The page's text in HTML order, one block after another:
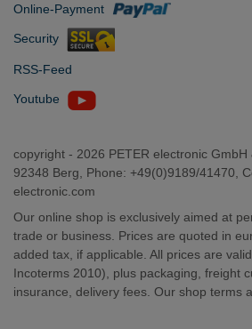
Online-Payment
Security
RSS-Feed
Youtube
copyright - 2026 PETER electronic
92348 Berg, Phone: +49(0)9189/41470,
electronic.com
Our online shop is exclusively aimed at
trade or business. Prices are quoted in
added tax, if applicable. All prices are
Incoterms 2010), plus packaging, freight
insurance, delivery fees. Our shop terms